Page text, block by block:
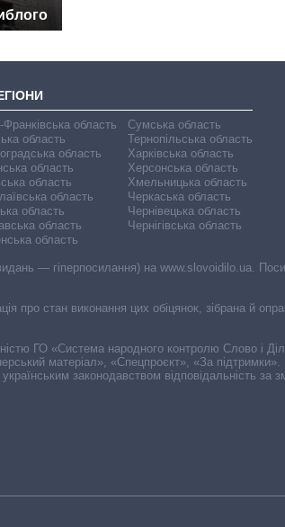
Франківська область
область
область
область
область
область
область
область
область
Сумська область
Тернопільська область
Харківська область
Херсонська область
Хмельницька область
Черкаська область
Чернівецька область
Чернігівська область
— гіперпосилання) на www.slovoidilo.ua.
про стан виконання цих обіцянок, зібрана й
ГО «Система народного контролю Слово і
матеріал», «Спецпроєкт», «За підтримки».
законодавством відповідальність за